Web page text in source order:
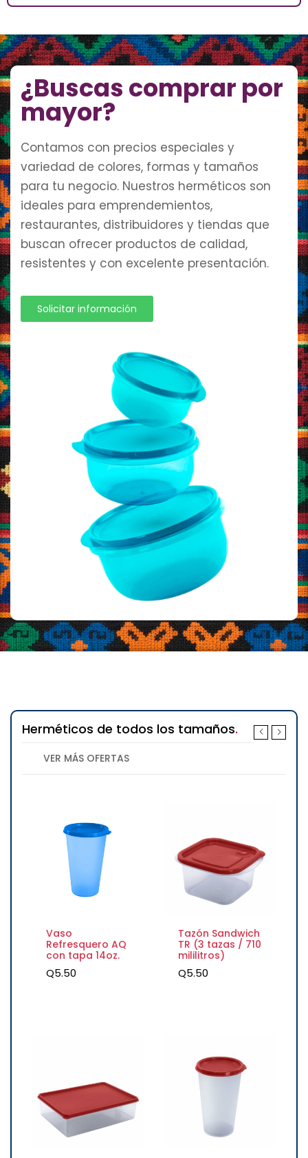
¿Buscas comprar por
mayor?
Contamos con precios especiales y
variedad de colores, formas y tamaños
para tu negocio. Nuestros herméticos son
ideales para emprendemientos,
restaurantes, distribuidores y tiendas que
buscan ofrecer productos de calidad,
resistentes y con excelente presentación.
Solicitar información
Herméticos de todos los tamaños
VER MÁS OFERTAS
Vaso
Refresquero AQ
con tapa 14oz.
Q5.50
Tazón Sandwich
TR (3 tazas / 710
mililitros)
Q5.50